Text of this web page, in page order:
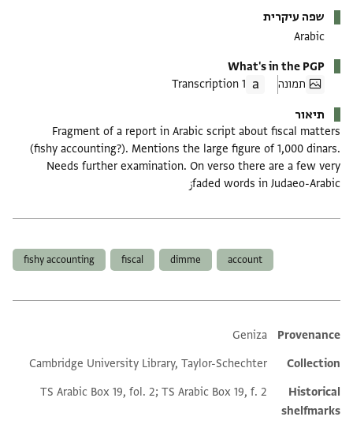
שפה עיקרית
Arabic
What's in the PGP
תמונה
1 Transcription
תיאור
Fragment of a report in Arabic script about fiscal matters
(fishy accounting?). Mentions the large figure of 1,000 dinars.
Needs further examination. On verso there are a few very
faded words in Judaeo-Arabicز
account
dimme
fiscal
fishy accounting
Additional metadata
Provenance
Geniza
Collection
Cambridge University Library, Taylor-Schechter
Historical
shelfmarks
TS Arabic Box 19, fol. 2; TS Arabic Box 19, f. 2